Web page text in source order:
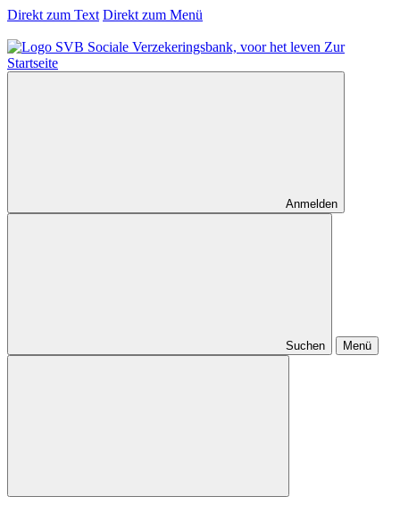
Direkt zum Text Direkt zum Menü
Zur
Startseite
Anmelden
Suchen Menü